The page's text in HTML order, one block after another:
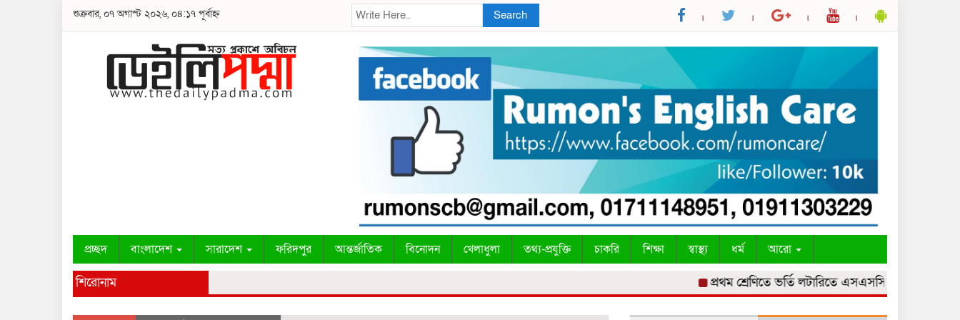
শুক্রবার, ০৭ অগাস্ট ২০২৬, ০৪:১৭ পূর্বাহ্ন Search
প্রচ্ছদ বাংলাদেশ সারাদেশ ফরিদপুর আন্তর্জাতিক বিনোদন খেলাধুলা তথ্য-প্রযুক্তি চাকরি শিক্ষা স্বাস্থ্য ধর্ম আরো
শিরোনাম প্রথম শ্রেণিতে ভর্তি লটারিতে এসএসসির ফল ১০ আগস্ট